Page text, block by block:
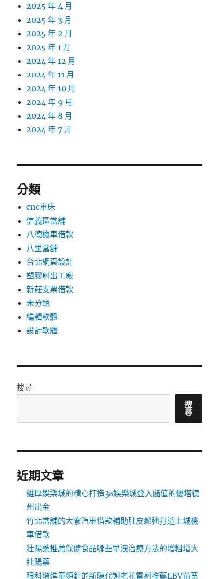
2025 年 4 月
2025 年 3 月
2025 年 2 月
2025 年 1 月
2024 年 12 月
2024 年 11 月
2024 年 10 月
2024 年 9 月
2024 年 8 月
2024 年 7 月
分類
cnc車床
信義區當舖
八德機車借款
八里當舖
台北網頁設計
塑膠射出工廠
新莊支票借款
未分類
編輯軟體
設計軟體
搜尋
搜
尋
近期文章
雄厚娛樂城的精心打造3a娛樂城登入儲值的優塔德
州出金
竹北當舖的大寮汽車借款輔助肚皮鬆弛打造土城機
車借款
壯陽藥推薦保健食品哪些早洩治療方法的增粗增大
壯陽藥
眼科增進童顏針的新陳代謝老花雷射推薦LBV苗栗